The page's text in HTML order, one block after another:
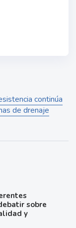
continúa
de drenaje
sobre
y